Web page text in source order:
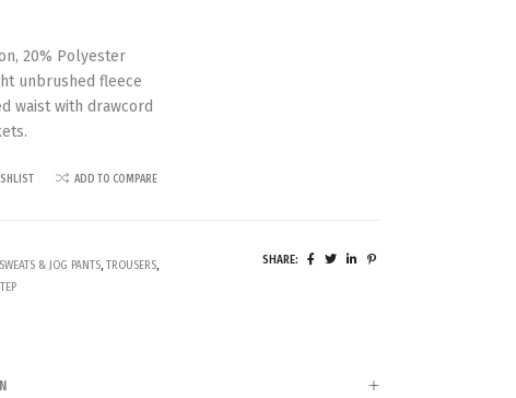
20% Polyester
unbrushed fleece
waist with drawcord
ADD TO COMPARE
SWEATS & JOG PANTS, TROUSERS,
SHARE: